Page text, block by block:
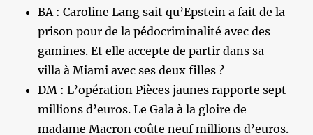
BA : Caroline Lang sait qu’Epstein a fait de la
prison pour de la pédocriminalité avec des
gamines. Et elle accepte de partir dans sa
villa à Miami avec ses deux filles ?
DM : L’opération Pièces jaunes rapporte sept
millions d’euros. Le Gala à la gloire de
madame Macron coûte neuf millions d’euros.